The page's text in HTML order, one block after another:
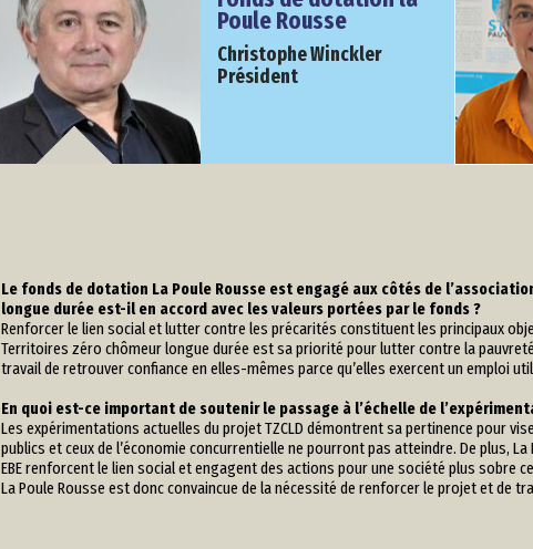
Poule Rousse
Christophe Winckler
Président
Le fonds de dotation La Poule Rousse est engagé aux côtés de
longue durée est-il en accord avec les valeurs portées par le fonds ?
Renforcer le lien social et lutter contre les précarités constituent les principaux
Territoires zéro chômeur longue durée est sa priorité pour lutter contre la
travail de retrouver confiance en elles-mêmes parce qu’elles exercent un emploi
En quoi est-ce important de soutenir le passage à l’échelle de
Les expérimentations actuelles du projet TZCLD démontrent sa pertinence pour
publics et ceux de l’économie concurrentielle ne pourront pas atteindre. De plus,
EBE renforcent le lien social et engagent des actions pour une société plus sobre
La Poule Rousse est donc convaincue de la nécessité de renforcer le projet et de